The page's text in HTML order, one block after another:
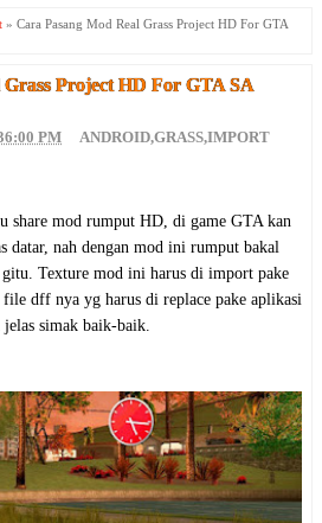
» Cara Pasang Mod Real Grass Project HD For GTA
Project HD For GTA SA
PM ANDROID,GRASS,IMPORT
mod rumput HD, di game GTA kan
datar, nah dengan mod ini rumput bakal
Texture mod ini harus di import pake
dff nya yg harus di replace pake aplikasi
simak baik-baik.